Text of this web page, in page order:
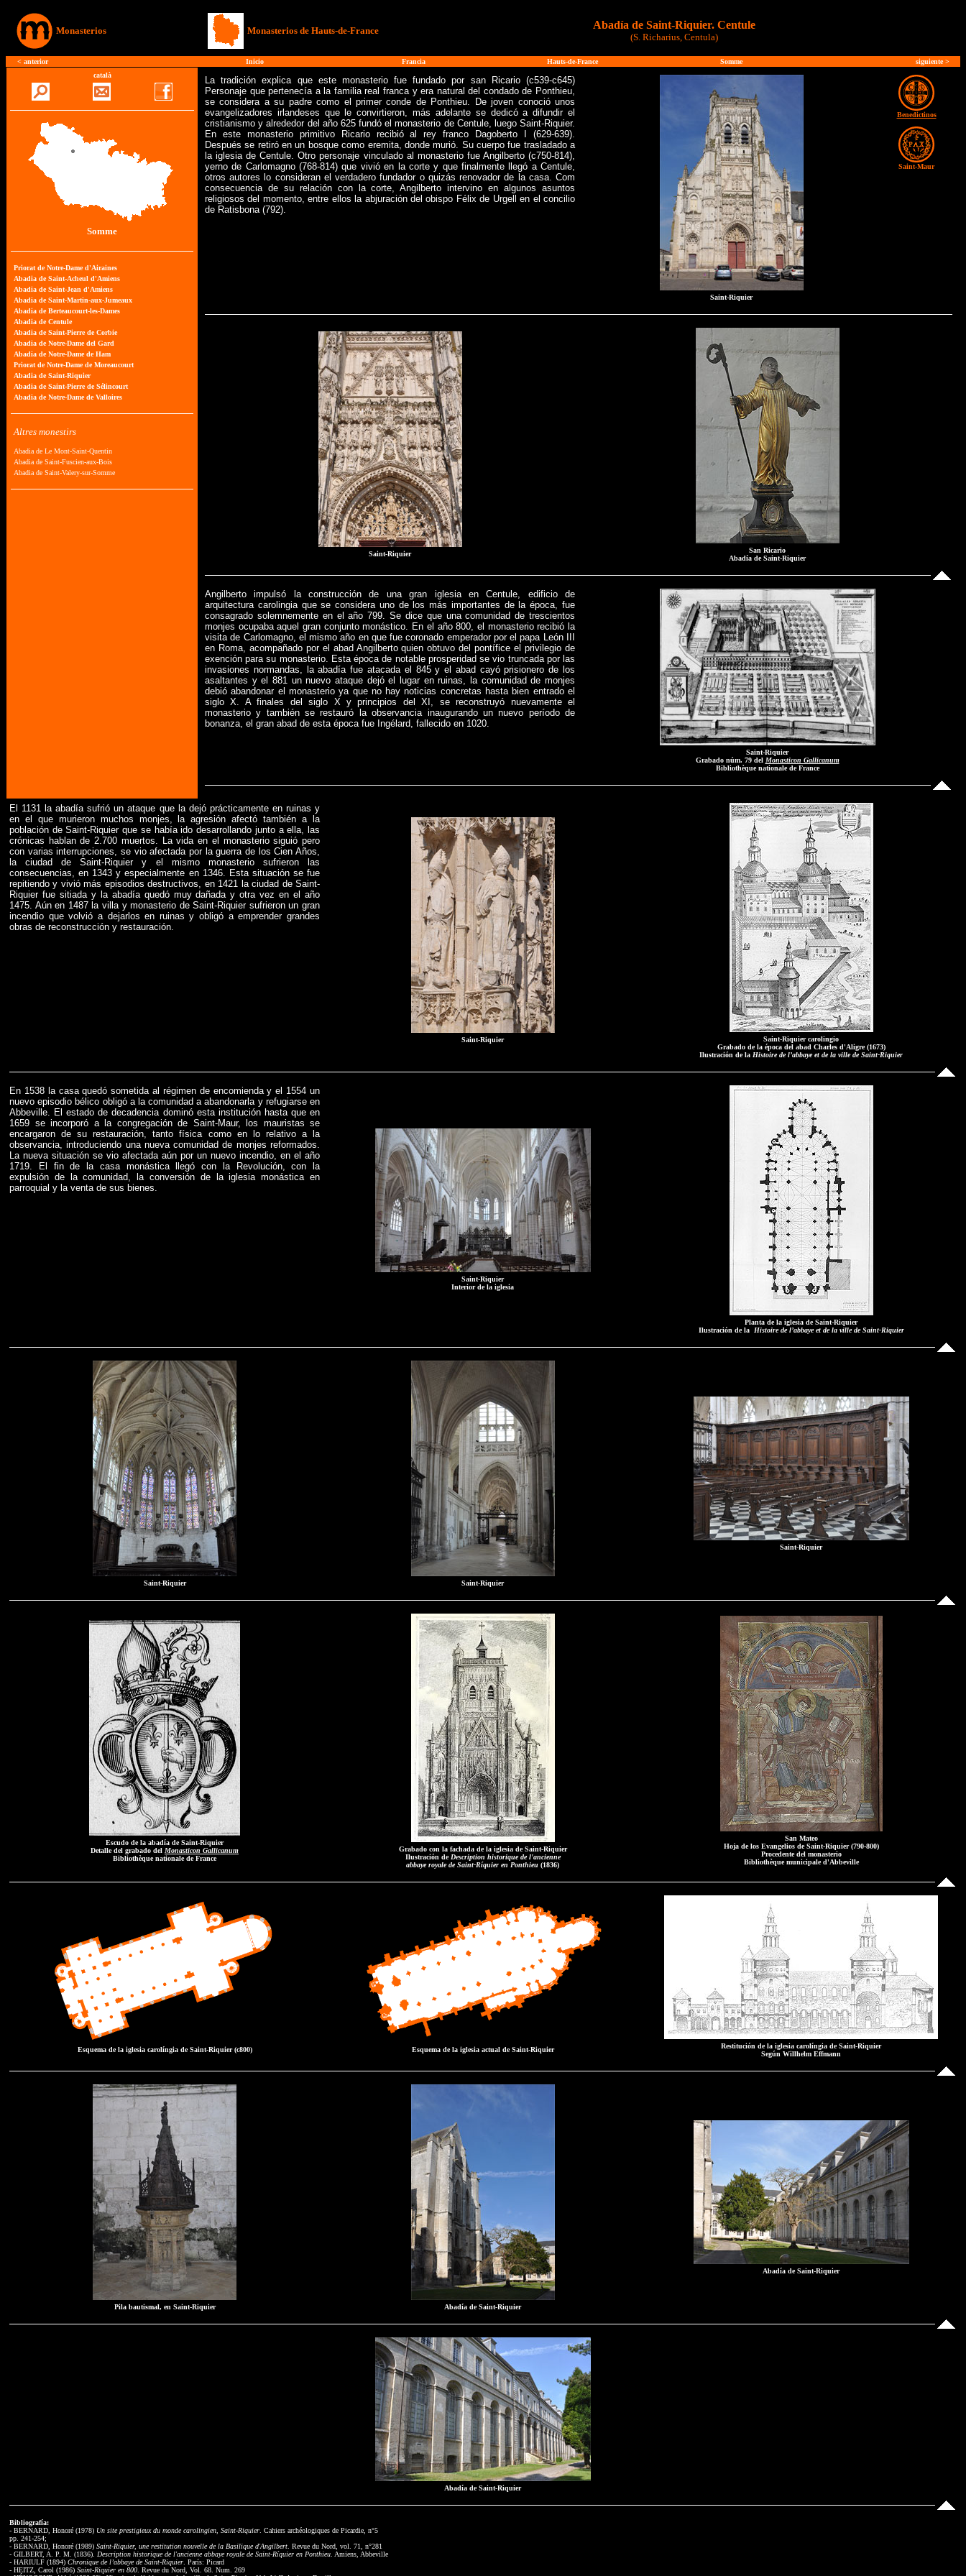
Monasterios Monasterios de Hauts-de-France Abadía de Saint-Riquier. Centule
(S. Richarius, Centula)
< anterior Inicio Francia Hauts-de-France Somme siguiente>
català
Somme
La tradición explica que este monasterio fue fundado por san Ricario (c539-c645)
Personaje que pertenecía a la familia real franca y era natural del condado de Ponthieu,
se considera a su padre como el primer conde de Ponthieu. De joven conoció unos
evangelizadores irlandeses que le convirtieron, más adelante se dedicó a difundir el
cristianismo y alrededor del año 625 fundó el monasterio de Centule, luego Saint-Riquier.
En este monasterio primitivo Ricario recibió al rey franco Dagoberto I (629-639).
Después se retiró en un bosque como eremita, donde murió. Su cuerpo fue trasladado a
la iglesia de Centule. Otro personaje vinculado al monasterio fue Angilberto (c750-814),
yerno de Carlomagno (768-814) que vivió en la corte y que finalmente llegó a Centule,
otros autores lo consideran el verdadero fundador o quizás renovador de la casa. Com
consecuencia de su relación con la corte, Angilberto intervino en algunos asuntos
religiosos del momento, entre ellos la abjuración del obispo Félix de Urgell en el concilio
de Ratisbona (792).
Saint-Riquier
Benedictinos
Saint-Maur
Saint-Riquier
San Ricario
Abadía de Saint-Riquier
Angilberto impulsó la construcción de una gran iglesia en Centule, edificio de
arquitectura carolingia que se considera uno de los más importantes de la época, fue
consagrado solemnemente en el año 799. Se dice que una comunidad de trescientos
monjes ocupaba aquel gran conjunto monástico. En el año 800, el monasterio recibió la
visita de Carlomagno, el mismo año en que fue coronado emperador por el papa León III
en Roma, acompañado por el abad Angilberto quien obtuvo del pontífice el privilegio de
exención para su monasterio. Esta época de notable prosperidad se vio truncada por las
invasiones normandas, la abadía fue atacada el 845 y el abad cayó prisionero de los
asaltantes y el 881 un nuevo ataque dejó el lugar en ruinas, la comunidad de monjes
debió abandonar el monasterio ya que no hay noticias concretas hasta bien entrado el
siglo X. A finales del siglo X y principios del XI, se reconstruyó nuevamente el
monasterio y también se restauró la observancia inaugurando un nuevo período de
bonanza, el gran abad de esta época fue Ingélard, fallecido en 1020.
Saint-Riquier
Grabado núm. 79 del Monasticon Gallicanum
Bibliothèque nationale de France
El 1131 la abadía sufrió un ataque que la dejó prácticamente en ruinas y
en el que murieron muchos monjes, la agresión afectó también a la
población de Saint-Riquier que se había ido desarrollando junto a ella, las
crónicas hablan de 2.700 muertos. La vida en el monasterio siguió pero
con varias interrupciones, se vio afectada por la guerra de los Cien Años,
la ciudad de Saint-Riquier y el mismo monasterio sufrieron las
consecuencias, en 1343 y especialmente en 1346. Esta situación se fue
repitiendo y vivió más episodios destructivos, en 1421 la ciudad de Saint-
Riquier fue sitiada y la abadía quedó muy dañada y otra vez en el año
1475. Aún en 1487 la villa y monasterio de Saint-Riquier sufrieron un gran
incendio que volvió a dejarlos en ruinas y obligó a emprender grandes
obras de reconstrucción y restauración.
Saint-Riquier
Saint-Riquier carolingio
Grabado de la época del abad Charles d'Aligre (1673)
Ilustración de la Histoire de l’abbaye et de la ville de Saint-Riquier
En 1538 la casa quedó sometida al régimen de encomienda y el 1554 un
nuevo episodio bélico obligó a la comunidad a abandonarla y refugiarse en
Abbeville. El estado de decadencia dominó esta institución hasta que en
1659 se incorporó a la congregación de Saint-Maur, los mauristas se
encargaron de su restauración, tanto física como en lo relativo a la
observancia, introduciendo una nueva comunidad de monjes reformados.
La nueva situación se vio afectada aún por un nuevo incendio, en el año
1719. El fin de la casa monástica llegó con la Revolución, con la
expulsión de la comunidad, la conversión de la iglesia monástica en
parroquial y la venta de sus bienes.
Saint-Riquier
Interior de la iglesia
Planta de la iglesia de Saint-Riquier
Ilustración de la
Histoire de l’abbaye et de la ville de Saint-Riquier
Saint-Riquier Saint-Riquier
Saint-Riquier
Escudo de la abadía de Saint-Riquier
Detalle del grabado del Monasticon Gallicanum
Bibliothèque nationale de France
Grabado con la fachada de la iglesia de Saint-Riquier
Ilustración de Description historique de l'ancienne
abbaye royale de Saint-Ríquier en Ponthieu (1836)
San Mateo
Hoja de los Evangelios de Saint-Riquier (790-800)
Procedente del monasterio
Bibliothèque municipale d'Abbeville
Esquema de la iglesia carolíngia de Saint-Riquier (c800) Esquema de la iglesia actual de Saint-Riquier
Restitución de la iglesia carolíngia de Saint-Riquier
Según Willhelm Effmann
Pila bautismal, en Saint-Riquier Abadía de Saint-Riquier
Abadía de Saint-Riquier
Abadía de Saint-Riquier
Bibliografía:
- BERNARD, Honoré (1978) Un site prestigieux du monde carolingien, Saint-Riquier . Cahiers archéologiques de Picardie, n°5
pp. 241-254;
- BERNARD, Honoré (1989) Saint-Riquier, une restitution nouvelle de la Basilique d'Angilbert . Revue du Nord, vol. 71, n°281
- GILBERT, A. P. M. (1836). Description historique de l'ancienne abbaye royale de Saint-Ríquier en Ponthieu . Amiens, Abbeville
- HARIULF (1894) Chronique de l’abbaye de Saint-Riquier . París: Picard
- HEITZ, Carol (1986) Saint-Riquier en 800 . Revue du Nord, Vol. 68. Num. 269